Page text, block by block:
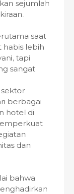
sejumlah
saat
habis lebih
tapi
sangat
sektor
berbagai
hotel di
dan
bahwa